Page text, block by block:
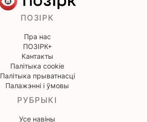
ПОЗІРК
Пра нас
ПОЗІРК+
Кантакты
Палітыка cookie
Палітыка прыватнасці
Палажэнні і ўмовы
РУБРЫКІ
Усе навіны